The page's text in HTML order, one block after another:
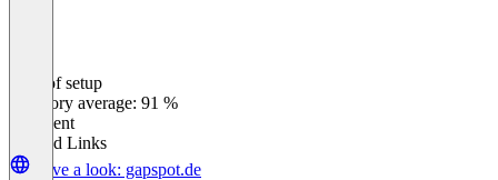
Ease of setup
Category average: 91 %
Excellent
Related Links
Have a look: gapspot.de